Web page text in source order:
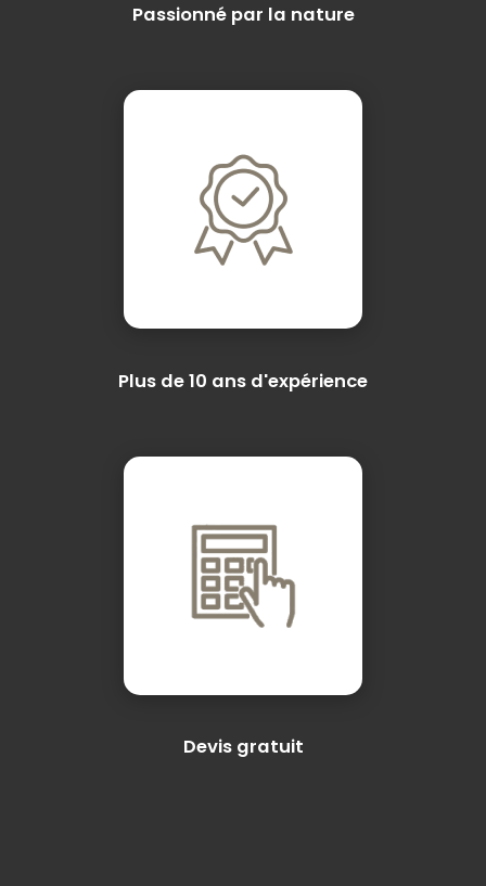
Passionné par la nature
Plus de 10 ans d'expérience
Devis gratuit